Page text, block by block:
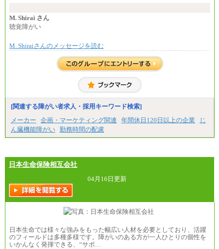
※上記に加え、所定労働時間外に勤務をした場
※試用期間中も給与に変更はございません。
＜募集各社・全職種共通＞
月給21万円以上～
※試用期間中の給与に変更はありません。
ます。
M. Shirai さん
聴覚障がい
M. Shiraiさんのメッセージを読む
[関連する障がい者求人・採用キーワード検索]
メーカー
企画・マーケティング関連 年間休日120日以上の企業
じ
ん臓機能障がい 勤務時間の配慮
日本生命保険相互会社
04月16日更新
日本生命では様々な強みをもった幅広い人材を必要としており、活躍
のフィールドは多種多様です。障がいのある方が一人ひとりの個性を
いかんなく発揮できる、“サポ…